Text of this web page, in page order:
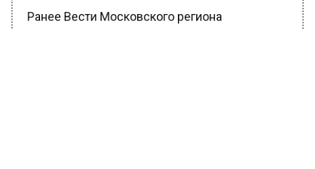
Ранее Вести Московского региона